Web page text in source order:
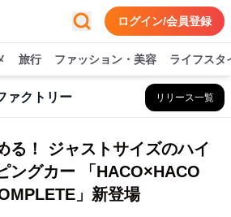
ログイン/会員登録
旅行 ファッション・美容 ライフスタ
ァクトリー リリース一覧
る！ ジャストサイズのハイ
ングカー 「HACO×HACO
」新登場